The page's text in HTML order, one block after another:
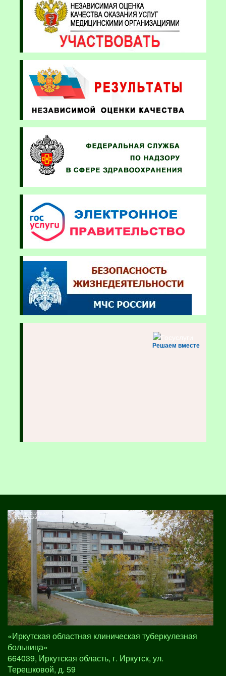
Решаем вместе
«Иркутская областная клиническая туберкулезная
больница»
664039, Иркутская область, г. Иркутск, ул.
Терешковой, д. 59